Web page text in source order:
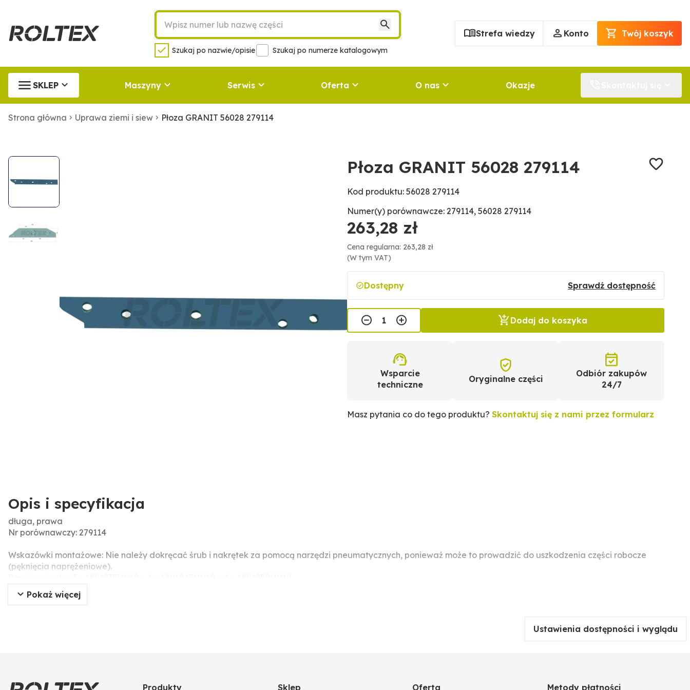
Szukaj po nazwie/opisie Szukaj po numerze katalogowym
Strefa wiedzy Konto Twój koszyk
SKLEP Maszyny Serwis Oferta O nas Okazje
Strona główna Uprawa ziemi i siew Płoza GRANIT 56028 279114
Płoza GRANIT 56028 279114
Kod produktu: 56028 279114
Numer(y) porównawcze: 279114, 56028 279114
263,28 zł
Cena regularna: 263,28 zł
(W tym VAT)
Dostępny Sprawdź dostępność
Dodaj do koszyka
Wsparcie
techniczne
Oryginalne części
Odbiór zakupów
24/7
Masz pytania co do tego produktu? Skontaktuj się z nami przez formularz
Opis i specyfikacja
długa, prawa
Nr porównawczy: 279114
Wskazówki montażowe: Nie należy dokręcać śrub i nakrętek za pomocą narzędzi pneumatycznych, ponieważ może to prowadzić do uszkodzenia części robocze
(pęknięcia naprężeniowe).
Menke-Nr.: 36034
Grubość (mm): 10mm
Pokaż więcej
Ustawienia dostępności i wyglądu
Produkty Sklep Oferta Metody płatności